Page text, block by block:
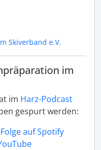
Skiverband e.V.
im
im Harz-Podcast
gespurt werden:
auf Spotify